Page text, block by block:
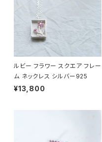
ルビー フラワー スクエア フレー
ム ネックレス シルバー925
¥13,800